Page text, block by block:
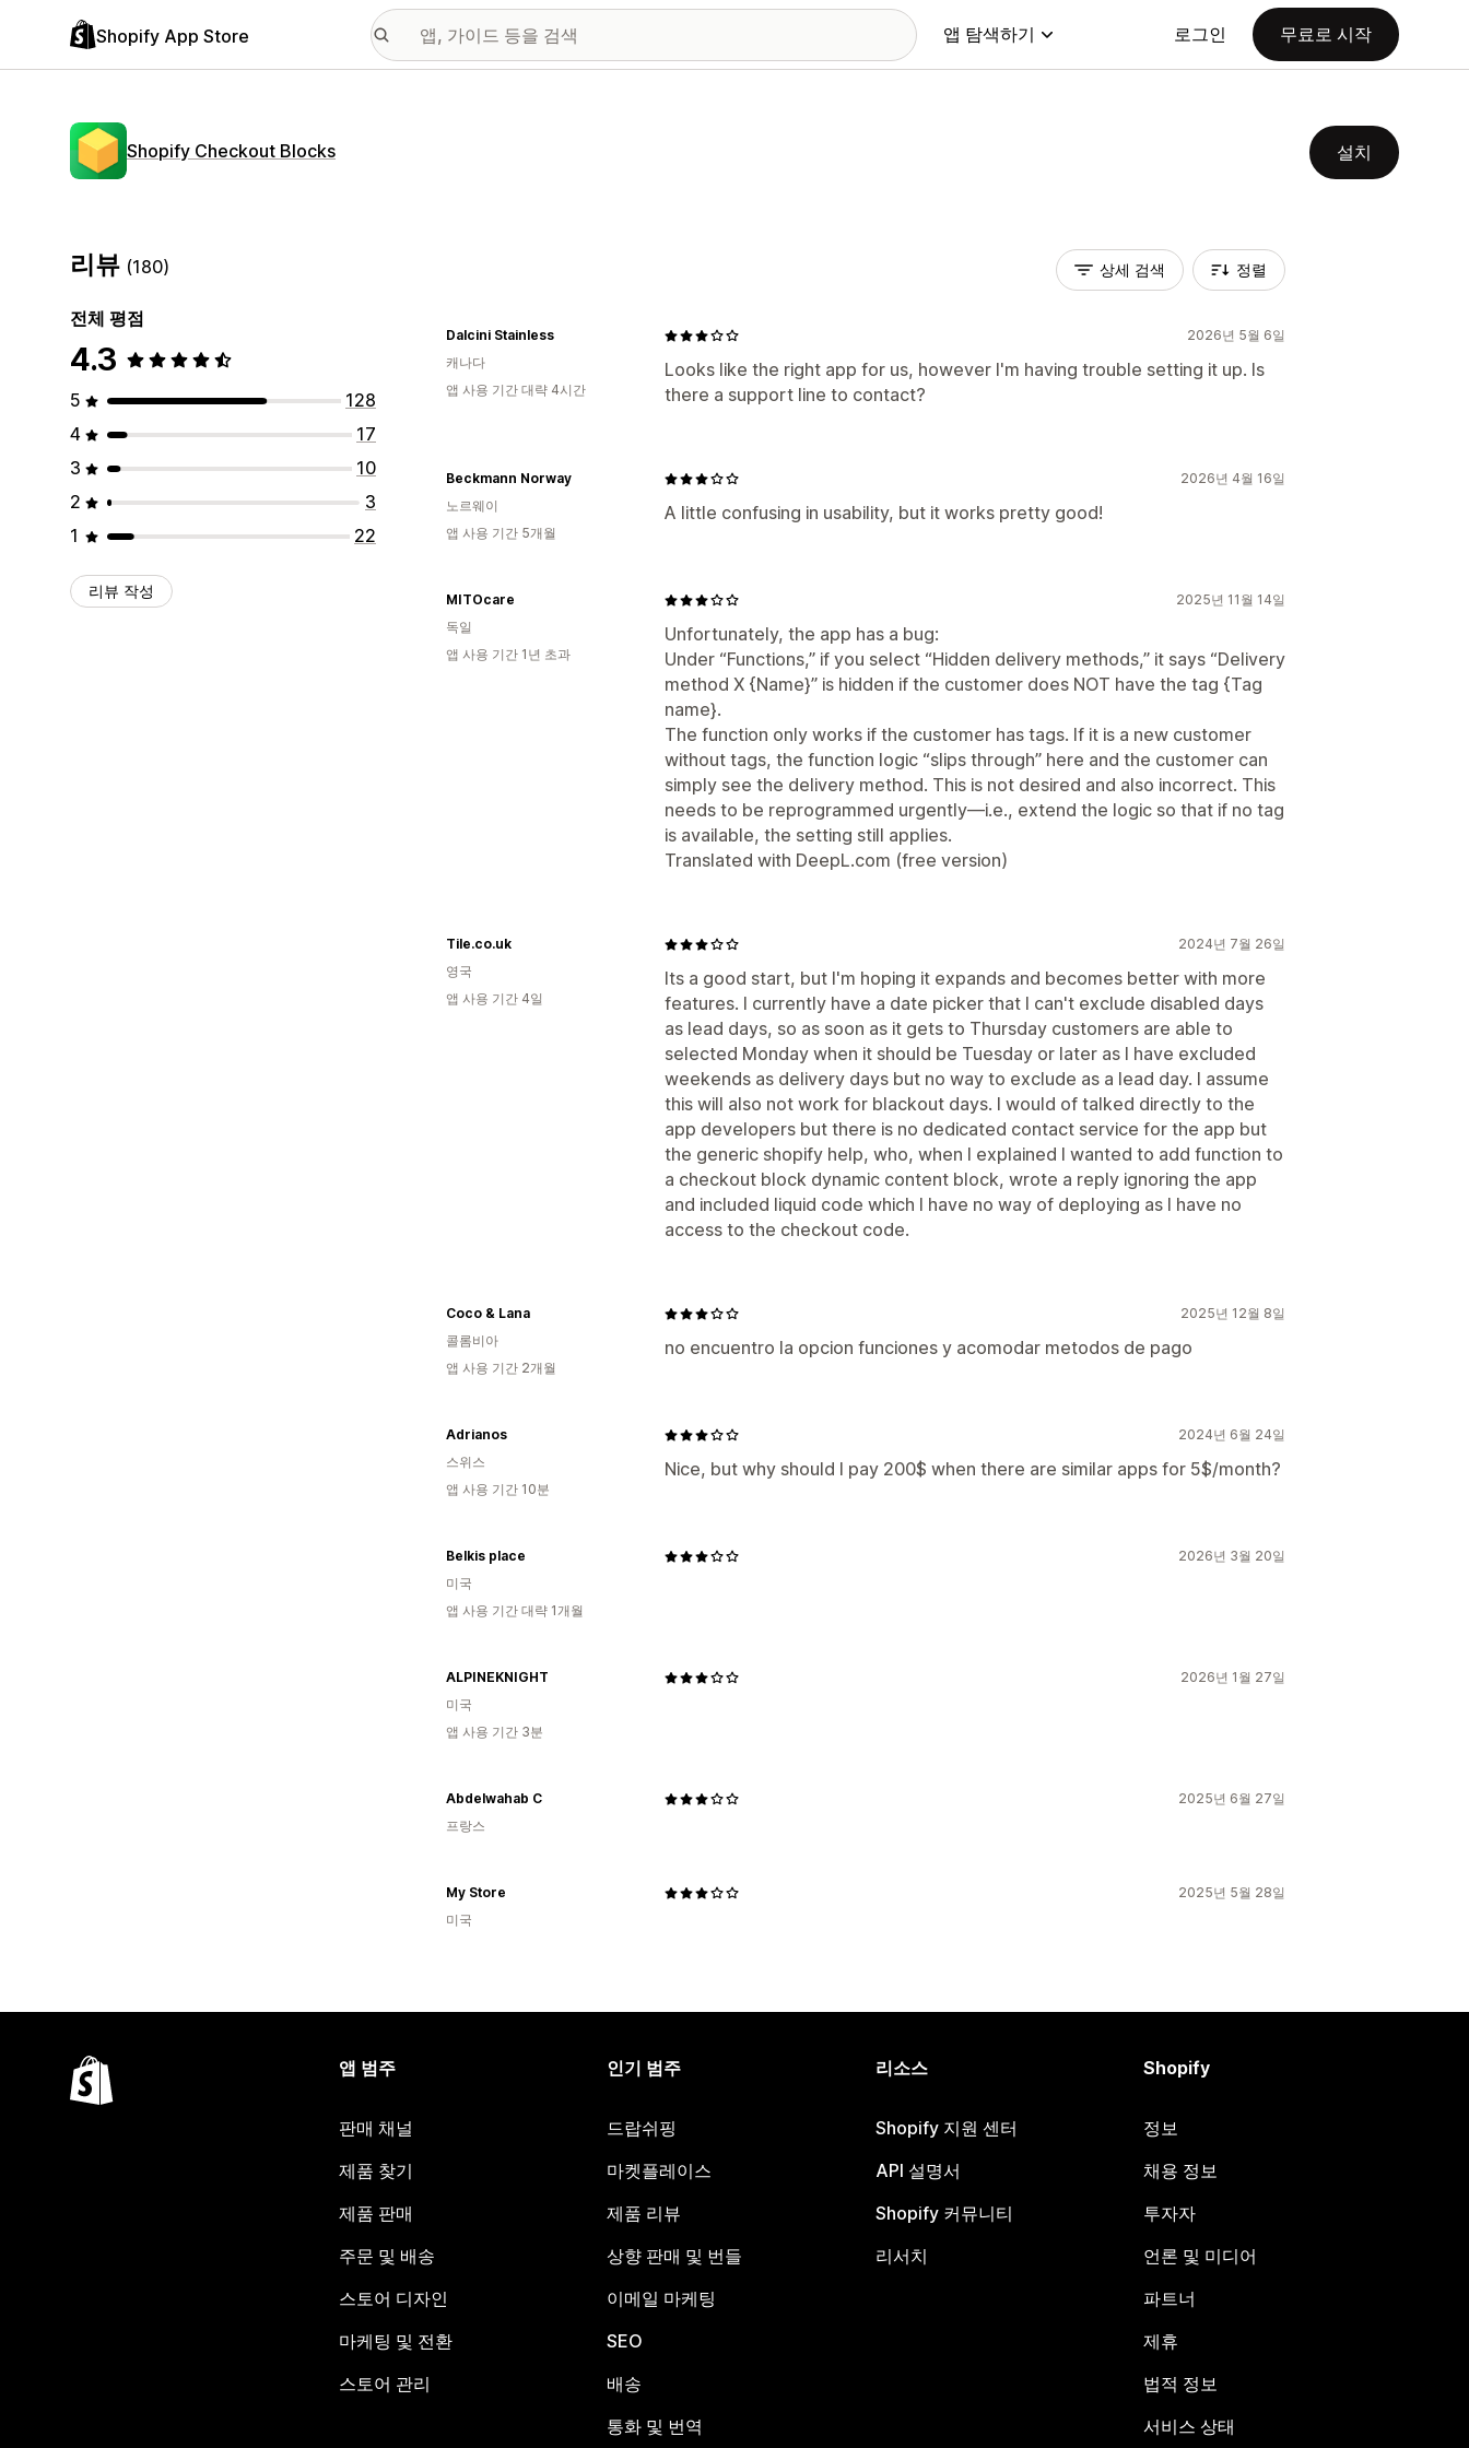
Shopify App Store 앱 탐색하기 로그인 무료로 시작
Shopify Checkout Blocks 설치
리뷰 (180)
전체 평점
4.3
5
128
4
17
3
10
2
3
1
22
리뷰 작성
상세 검색 정렬
2026년 5월 6일
Looks like the right app for us, however I'm having trouble setting it up. Is
there a support line to contact?
Dalcini Stainless
캐나다
앱 사용 기간 대략 4시간
2026년 4월 16일
A little confusing in usability, but it works pretty good!
Beckmann Norway
노르웨이
앱 사용 기간 5개월
2025년 11월 14일
Unfortunately, the app has a bug:
Under “Functions,” if you select “Hidden delivery methods,” it says “Delivery
method X {Name}” is hidden if the customer does NOT have the tag {Tag
name}.
The function only works if the customer has tags. If it is a new customer
without tags, the function logic “slips through” here and the customer can
simply see the delivery method. This is not desired and also incorrect. This
needs to be reprogrammed urgently—i.e., extend the logic so that if no tag
is available, the setting still applies.
Translated with DeepL.com (free version)
MITOcare
독일
앱 사용 기간 1년 초과
2024년 7월 26일
Its a good start, but I'm hoping it expands and becomes better with more
features. I currently have a date picker that I can't exclude disabled days
as lead days, so as soon as it gets to Thursday customers are able to
selected Monday when it should be Tuesday or later as I have excluded
weekends as delivery days but no way to exclude as a lead day. I assume
this will also not work for blackout days. I would of talked directly to the
app developers but there is no dedicated contact service for the app but
the generic shopify help, who, when I explained I wanted to add function to
a checkout block dynamic content block, wrote a reply ignoring the app
and included liquid code which I have no way of deploying as I have no
access to the checkout code.
Tile.co.uk
영국
앱 사용 기간 4일
2025년 12월 8일
no encuentro la opcion funciones y acomodar metodos de pago
Coco & Lana
콜롬비아
앱 사용 기간 2개월
2024년 6월 24일
Nice, but why should I pay 200$ when there are similar apps for 5$/month?
Adrianos
스위스
앱 사용 기간 10분
2026년 3월 20일
Belkis place
미국
앱 사용 기간 대략 1개월
2026년 1월 27일
ALPINEKNIGHT
미국
앱 사용 기간 3분
2025년 6월 27일
Abdelwahab C
프랑스
2025년 5월 28일
My Store
미국
앱 범주
판매 채널
제품 찾기
제품 판매
주문 및 배송
스토어 디자인
마케팅 및 전환
스토어 관리
인기 범주
드랍쉬핑
마켓플레이스
제품 리뷰
상향 판매 및 번들
이메일 마케팅
SEO
배송
통화 및 번역
리소스
Shopify 지원 센터
API 설명서
Shopify 커뮤니티
리서치
Shopify
정보
채용 정보
투자자
언론 및 미디어
파트너
제휴
법적 정보
서비스 상태